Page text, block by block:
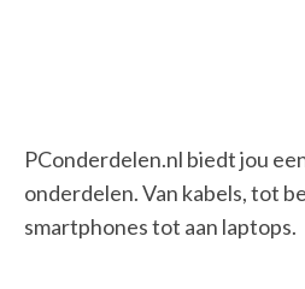
PConderdelen.nl biedt jou
onderdelen. Van kabels, tot
smartphones tot aan laptops.